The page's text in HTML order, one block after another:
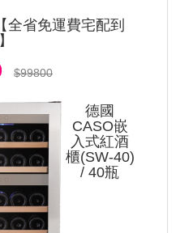
全省免運費宅配到
$99800
德國
CASO嵌
入式紅酒
櫃(SW-40)
/ 40瓶